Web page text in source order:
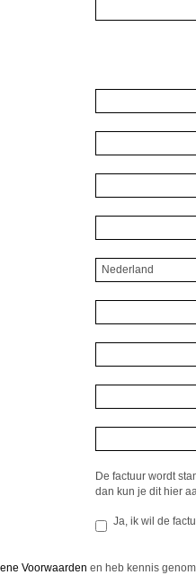
Nederland
De factuur wordt
dan kun je dit hier
Ja, ik wil de
Voorwaarden en heb kennis